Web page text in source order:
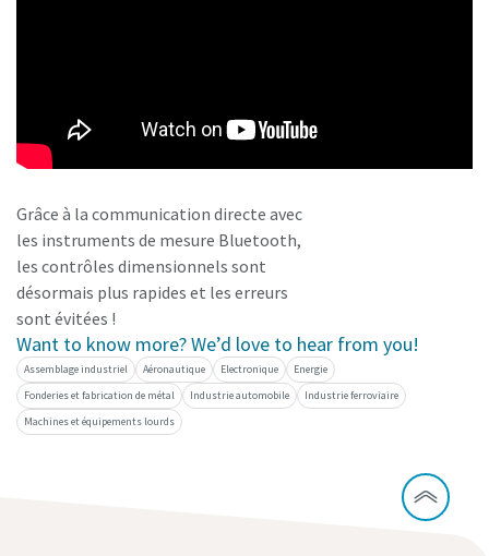
Grâce à la communication directe avec
les instruments de mesure Bluetooth,
les contrôles dimensionnels sont
désormais plus rapides et les erreurs
sont évitées !
Want to know more? We’d love to hear from you!
Assemblage industriel Aéronautique Electronique
Energie
Fonderies et fabrication de métal
Industrie automobile
Industrie ferroviaire
Machines et équipements lourds